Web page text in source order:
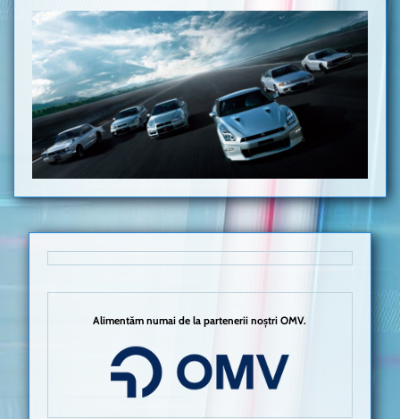
Alimentăm numai de la partenerii noștri OMV.